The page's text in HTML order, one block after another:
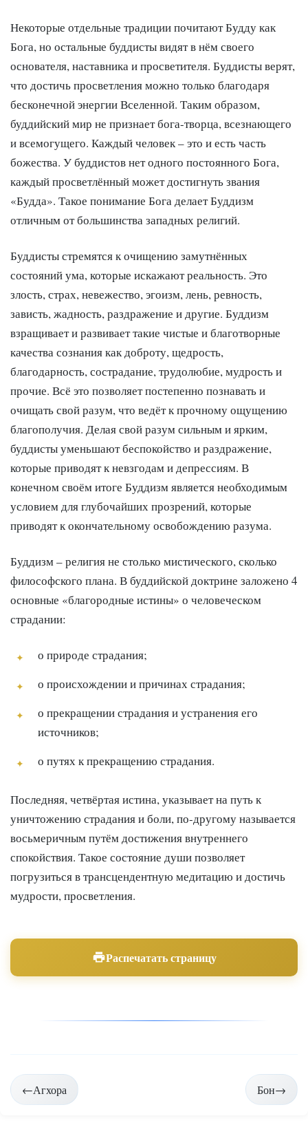
Некоторые отдельные традиции почитают Будду как
Бога, но остальные буддисты видят в нём своего
основателя, наставника и просветителя. Буддисты верят,
что достичь просветления можно только благодаря
бесконечной энергии Вселенной. Таким образом,
буддийский мир не признает бога-творца, всезнающего
и всемогущего. Каждый человек – это и есть часть
божества. У буддистов нет одного постоянного Бога,
каждый просветлённый может достигнуть звания
«Будда». Такое понимание Бога делает Буддизм
отличным от большинства западных религий.
Буддисты стремятся к очищению замутнённых
состояний ума, которые искажают реальность. Это
злость, страх, невежество, эгоизм, лень, ревность,
зависть, жадность, раздражение и другие. Буддизм
взращивает и развивает такие чистые и благотворные
качества сознания как доброту, щедрость,
благодарность, сострадание, трудолюбие, мудрость и
прочие. Всё это позволяет постепенно познавать и
очищать свой разум, что ведёт к прочному ощущению
благополучия. Делая свой разум сильным и ярким,
буддисты уменьшают беспокойство и раздражение,
которые приводят к невзгодам и депрессиям. В
конечном своём итоге Буддизм является необходимым
условием для глубочайших прозрений, которые
приводят к окончательному освобождению разума.
Буддизм – религия не столько мистического, сколько
философского плана. В буддийской доктрине заложено 4
основные «благородные истины» о человеческом
страдании:
о природе страдания;
о происхождении и причинах страдания;
о прекращении страдания и устранения его
источников;
о путях к прекращению страдания.
Последняя, четвёртая истина, указывает на путь к
уничтожению страдания и боли, по-другому называется
восьмеричным путём достижения внутреннего
спокойствия. Такое состояние души позволяет
погрузиться в трансцендентную медитацию и достичь
мудрости, просветления.
Распечатать страницу
Навигация
по
←Агхора Бон→